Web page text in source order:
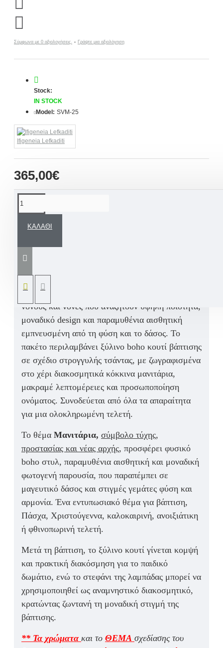
Σύμφωνα με 0 αξιολογήσεις. - Γράψτε μια αξιολόγηση
365,00€
Stock:
IN STOCK
Model: SVM-25
Ifigeneia Lefkaditi
ΚΑΛΆΘΙ
χειροποίητο βαπτιστικό πακέτο με ξύλινο
Μανιτάρια είναι η κορυφαία επιλογή για γονείς,
νονούς και νονές που αναζητούν υψηλή ποιότητα,
μοναδικό design και παραμυθένια αισθητική
εμπνευσμένη από τη φύση και το δάσος. Το
πακέτο περιλαμβάνει ξύλινο boho κουτί βάπτισης
σε σχέδιο στρογγυλής τσάντας, με ζωγραφισμένα
στο χέρι διακοσμητικά κόκκινα μανιτάρια,
μακραμέ λεπτομέρειες και προσωποποίηση
ονόματος. Συνοδεύεται από όλα τα απαραίτητα
για μια ολοκληρωμένη τελετή.
Το θέμα Μανιτάρια, σύμβολο τύχης,
προστασίας και νέας αρχής, προσφέρει φυσικό
boho στυλ, παραμυθένια αισθητική και μοναδική
φωτογενή παρουσία, που παραπέμπει σε
μαγευτικό δάσος και στιγμές γεμάτες φύση και
αρμονία. Ένα εντυπωσιακό θέμα για βάπτιση,
Πάσχα, Χριστούγεννα, καλοκαιρινή, ανοιξιάτικη
ή φθινοπωρινή τελετή.
Μετά τη βάπτιση, το ξύλινο κουτί γίνεται κομψή
και πρακτική διακόσμηση για το παιδικό
δωμάτιο, ενώ το στεφάνι της λαμπάδας μπορεί να
χρησιμοποιηθεί ως αναμνηστικό διακοσμητικό,
κρατώντας ζωντανή τη μοναδική στιγμή της
βάπτισης.
** Τα χρώματα και το ΘΕΜΑ σχεδίασης του